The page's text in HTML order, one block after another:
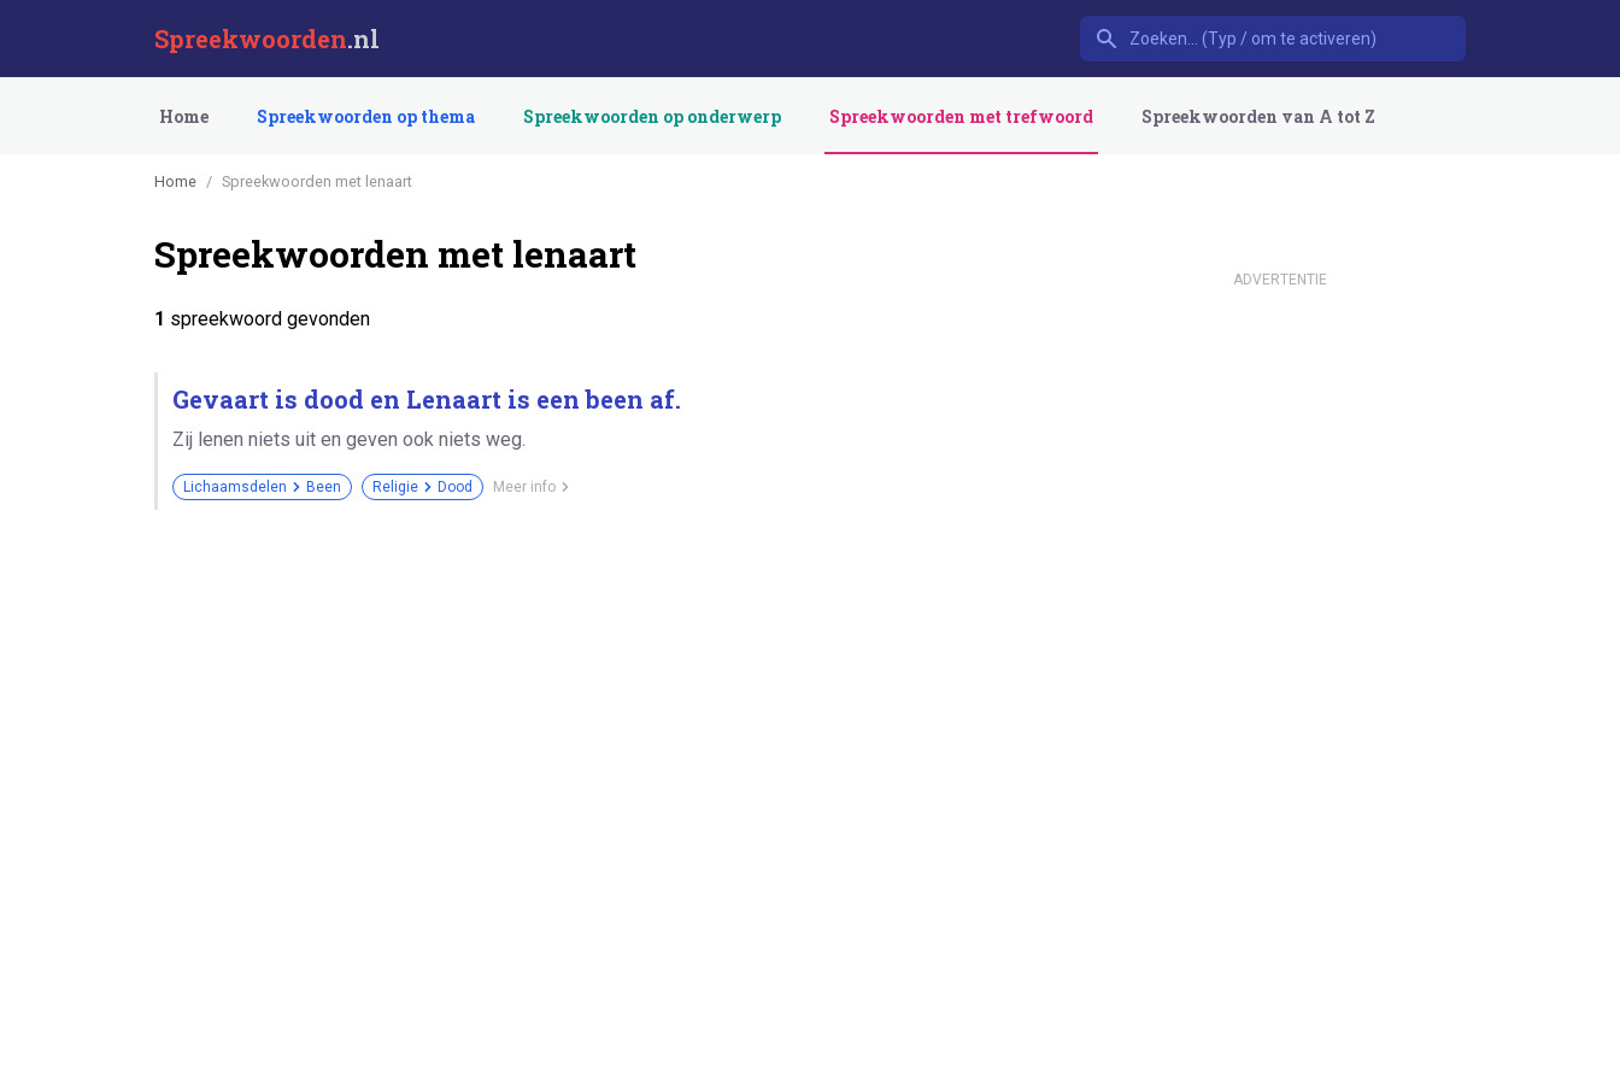
Spreekwoorden.nl
Home Spreekwoorden op thema Spreekwoorden op onderwerp Spreekwoorden met trefwoord Spreekwoorden van A tot Z
Home Spreekwoorden met lenaart
Spreekwoorden met lenaart
1 spreekwoord gevonden
Gevaart is dood en Lenaart is een been af.
Zij lenen niets uit en geven ook niets weg.
Lichaamsdelen Been Religie Dood Meer info
ADVERTENTIE